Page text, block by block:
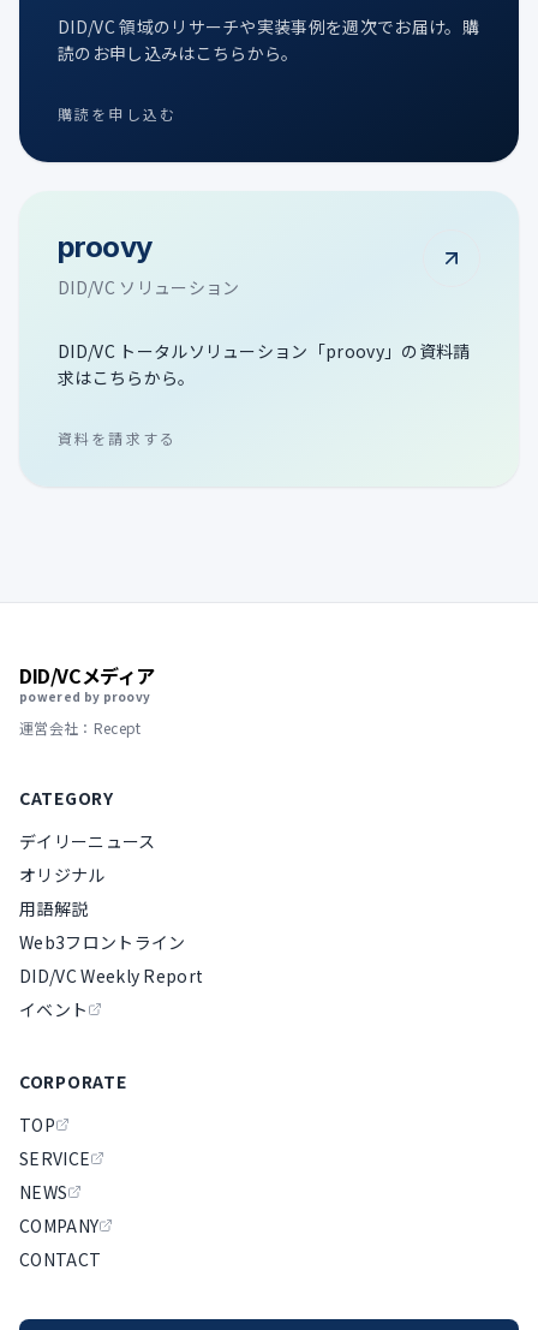
DID/VC 領域のリサーチや実装事例を週次でお届け。購
読のお申し込みはこちらから。
購読を申し込む
proovy
DID/VC ソリューション
DID/VC トータルソリューション「proovy」の資料請
求はこちらから。
資料を請求する
DID/VCメディア
powered by proovy
運営会社：Recept
CATEGORY
デイリーニュース
オリジナル
用語解説
Web3フロントライン
DID/VC Weekly Report
イベント
CORPORATE
TOP
SERVICE
NEWS
COMPANY
CONTACT